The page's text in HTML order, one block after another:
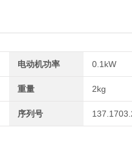
电动机功率 0.1kW
重量 2kg
序列号